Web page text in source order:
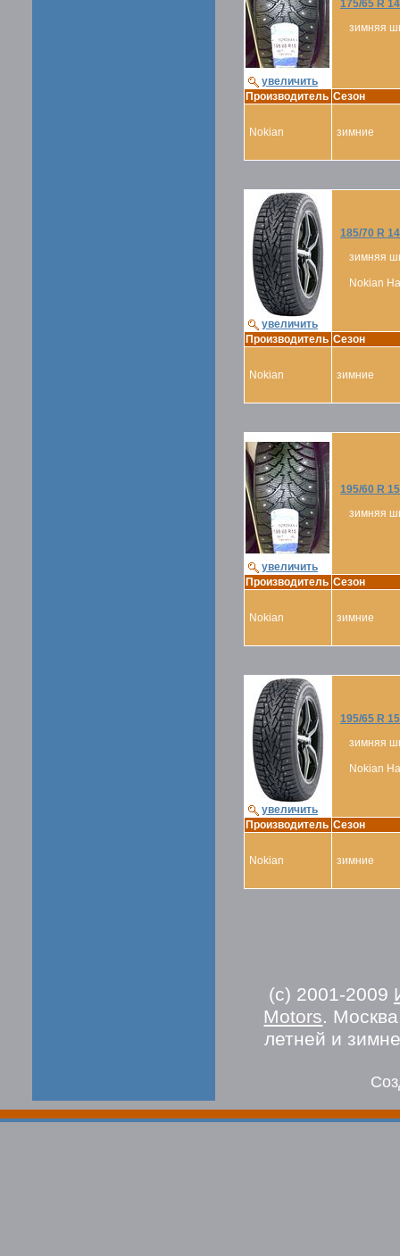
увеличить
175/65 R
зимняя
Производитель Сезон
Nokian зимние
увеличить
185/70 R
зимняя
Nokian
Производитель Сезон
Nokian зимние
увеличить
195/60 R
зимняя
Производитель Сезон
Nokian зимние
увеличить
195/65 R
зимняя
Nokian
Производитель Сезон
Nokian зимние
(c) 2001-2009
Motors.
летней и